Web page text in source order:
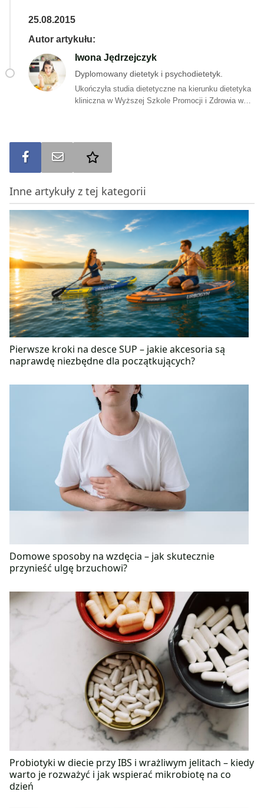
25.08.2015
Autor artykułu:
Iwona Jędrzejczyk
Dyplomowany dietetyk i psychodietetyk.
Ukończyła studia dietetyczne na kierunku dietetyka
kliniczna w Wyższej Szkole Promocji i Zdrowia w
na Uniwersytecie SWPS. Za cel obrała sobie pomoc
w budowaniu trwałych i prozdrowotnych nawyków
zmiany zachowań żywieniowych.
Udostępnij na FBWyślij na e-mail
Inne artykuły z tej kategorii
Pierwsze kroki na desce SUP – jakie akcesoria są
naprawdę niezbędne dla początkujących?
Domowe sposoby na wzdęcia – jak skutecznie
przynieść ulgę brzuchowi?
Probiotyki w diecie przy IBS i wrażliwym jelitach – kiedy
warto je rozważyć i jak wspierać mikrobiotę na co
dzień